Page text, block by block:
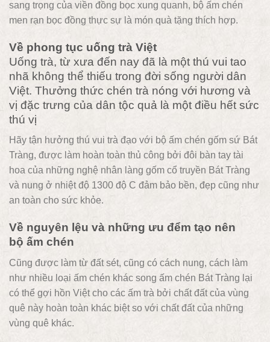
sang trọng của viền đồng bọc xung quanh, bộ ấm chén
men rạn bọc đồng thực sự là món quà tặng thích hợp.
Về phong tục uống trà Việt
Uống trà, từ xưa đến nay đã là một thú vui tao
nhã không thể thiếu trong đời sống người dân
Việt. Thưởng thức chén trà nóng với hương và
vị đặc trưng của dân tộc quả là một điều hết sức
thú vị
Hãy tận hưởng thú vui trà đạo với bộ ấm chén gốm sứ Bát
Tràng, được làm hoàn toàn thủ công bởi đôi bàn tay tài
hoa của những nghệ nhân làng gốm cổ truyền Bát Tràng
và nung ở nhiệt độ 1300 độ C đảm bảo bền, đẹp cũng như
an toàn cho sức khỏe.
Về nguyên lệu và những ưu đểm tạo nên
bộ ấm chén
Cũng được làm từ đất sét, cũng có cách nung, cách làm
như nhiều loại ấm chén khác song ấm chén Bát Tràng lại
có thể gợi hồn Việt cho các ấm trà bởi chất đất của vùng
quê này hoàn toàn khác biệt so với chất đất của những
vùng quê khác.